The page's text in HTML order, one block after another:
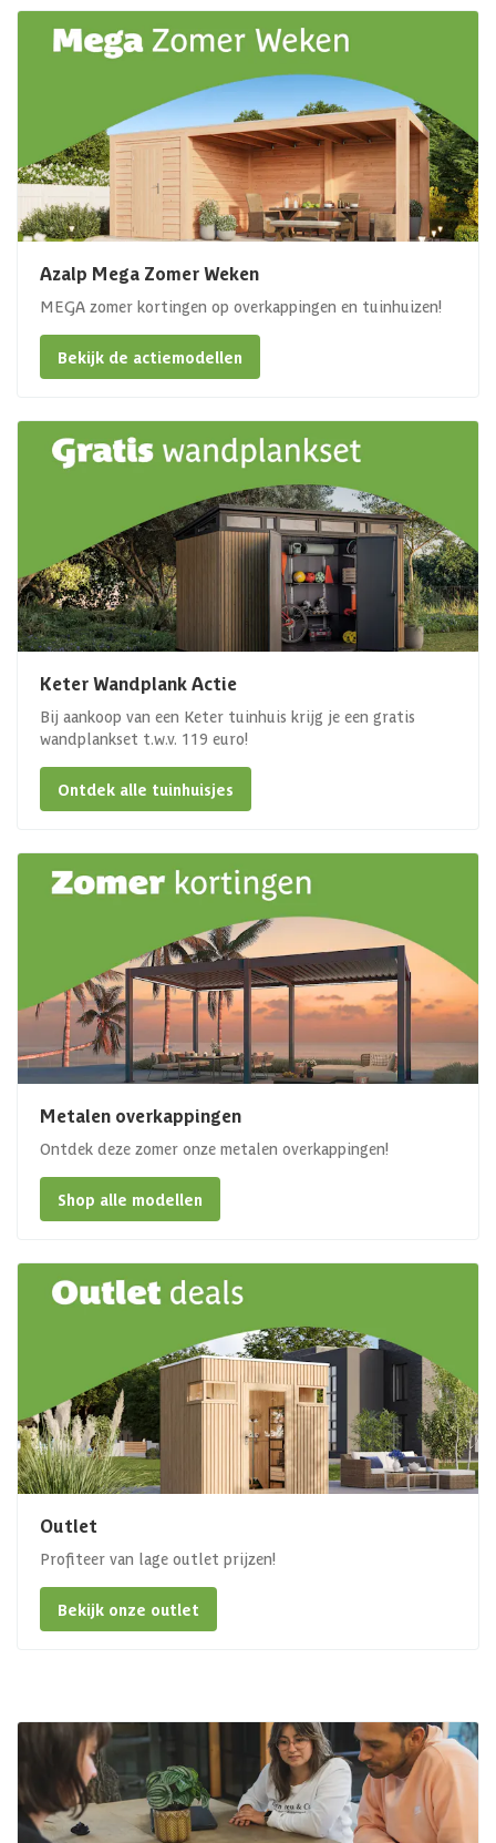
Azalp Mega Zomer Weken
MEGA zomer kortingen op overkappingen en tuinhuizen!
Bekijk de actiemodellen
Keter Wandplank Actie
Bij aankoop van een Keter tuinhuis krijg je een gratis
wandplankset t.w.v. 119 euro!
Ontdek alle tuinhuisjes
Metalen overkappingen
Ontdek deze zomer onze metalen overkappingen!
Shop alle modellen
Outlet
Profiteer van lage outlet prijzen!
Bekijk onze outlet